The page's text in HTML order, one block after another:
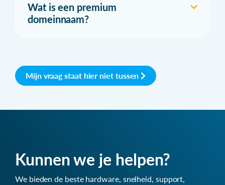
Wat is een premium
domeinnaam?
Mijn vraag staat hier niet tussen
Kunnen we je helpen?
We bieden de beste hardware, snelheid, support,